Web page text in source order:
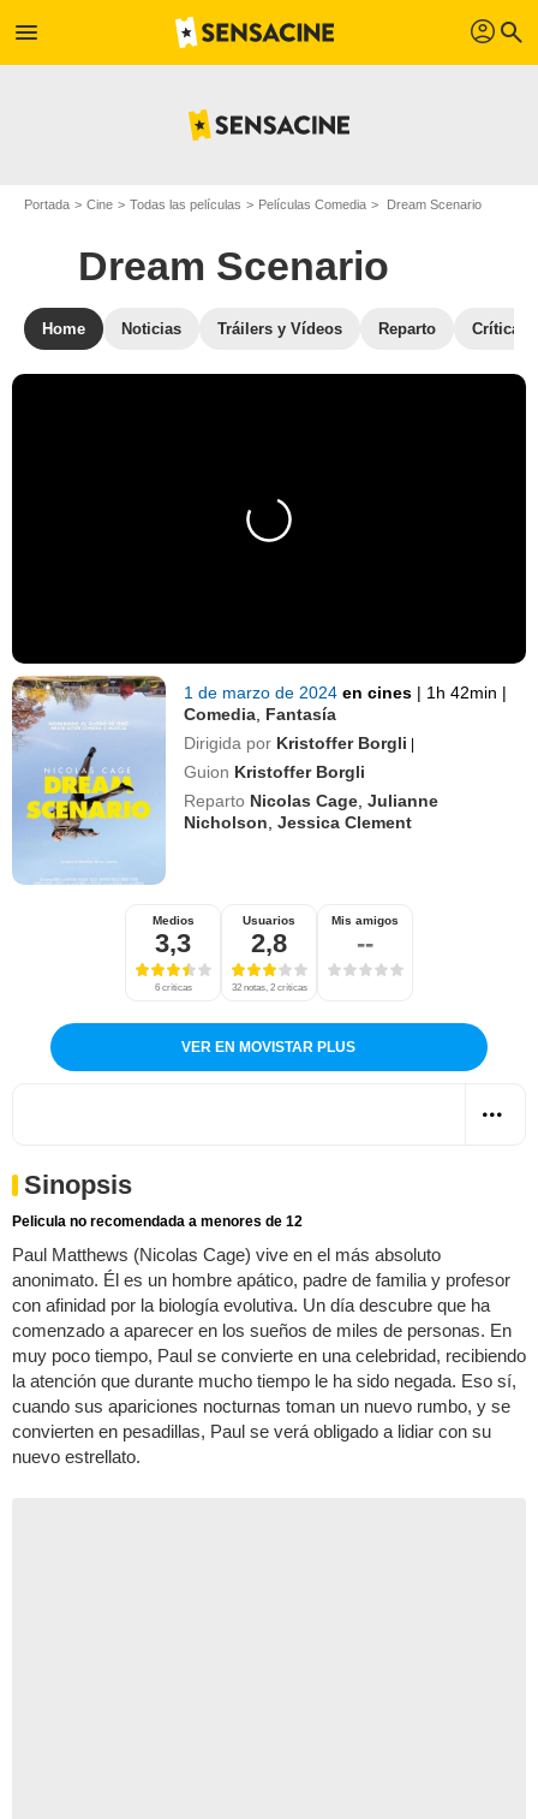
menu profil search
Portada Cine Todas las películas Películas Comedia Dream Scenario
Dream Scenario
Home Noticias Tráilers y Vídeos Reparto Críticas
1 de marzo de 2024en cines | 1h 42min |
Comedia Fantasía
Dirigida por Kristoffer Borgli |
Guion Kristoffer Borgli
Reparto Nicolas Cage ,Julianne
Nicholson ,Jessica Clement
Medios
3,3
6 críticas
Usuarios
2,8
32 notas, 2 críticas
Mis amigos
--
VER EN MOVISTAR PLUS
Sinopsis
Pelicula no recomendada a menores de 12
Paul Matthews (Nicolas Cage) vive en el más absoluto
anonimato. Él es un hombre apático, padre de familia y profesor
con afinidad por la biología evolutiva. Un día descubre que ha
comenzado a aparecer en los sueños de miles de personas. En
muy poco tiempo, Paul se convierte en una celebridad, recibiendo
la atención que durante mucho tiempo le ha sido negada. Eso sí,
cuando sus apariciones nocturnas toman un nuevo rumbo, y se
convierten en pesadillas, Paul se verá obligado a lidiar con su
nuevo estrellato.